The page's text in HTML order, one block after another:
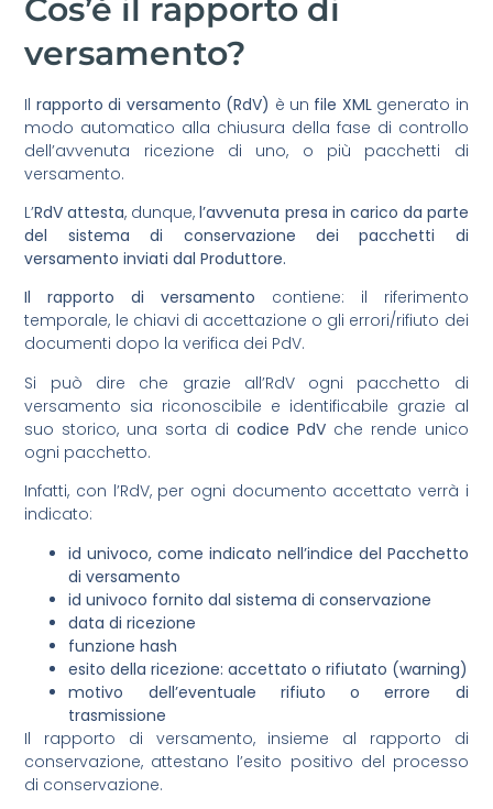
Cos’è il rapporto di
versamento?
Il rapporto di versamento (RdV) è un file XMLgenerato in
modo automatico alla chiusura della fase di controllo
dell’avvenuta ricezione di uno, o più pacchetti di
versamento.
L’RdV attesta, dunque, l’avvenuta presa in carico da parte
del sistema di conservazione dei pacchetti di
versamento inviati dal Produttore.
Il rapporto di versamento contiene: il riferimento
temporale, le chiavi di accettazione o gli errori/rifiuto dei
documenti dopo la verifica dei PdV.
Si può dire che grazie all’RdV ogni pacchetto di
versamento sia riconoscibile e identificabile grazie al
suo storico, una sorta di codice PdVche rende unico
ogni pacchetto.
Infatti, con l’RdV, per ogni documento accettato verrà i
indicato:
id univoco, come indicato nell’indice del Pacchetto
di versamento
id univoco fornito dal sistema di conservazione
data di ricezione
funzione hash
esito della ricezione: accettato o rifiutato (warning)
motivo dell’eventuale rifiuto o errore di
trasmissione
Il rapporto di versamento, insieme al rapporto di
conservazione, attestano l’esito positivo del processo
di conservazione.